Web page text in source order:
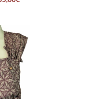
Preis